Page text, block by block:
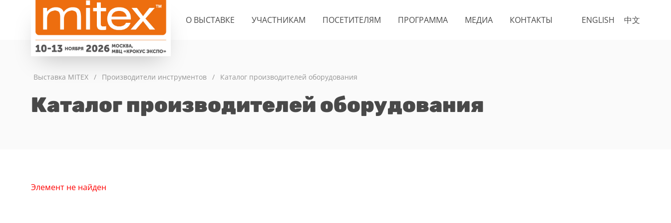
ENGLISH 中文
О ВЫСТАВКЕ УЧАСТНИКАМ ПОСЕТИТЕЛЯМ ПРОГРАММА МЕДИА КОНТАКТЫ
Выставка MITEX / Производители инструментов / Каталог производителей оборудования
Каталог производителей оборудования
Элемент не найден